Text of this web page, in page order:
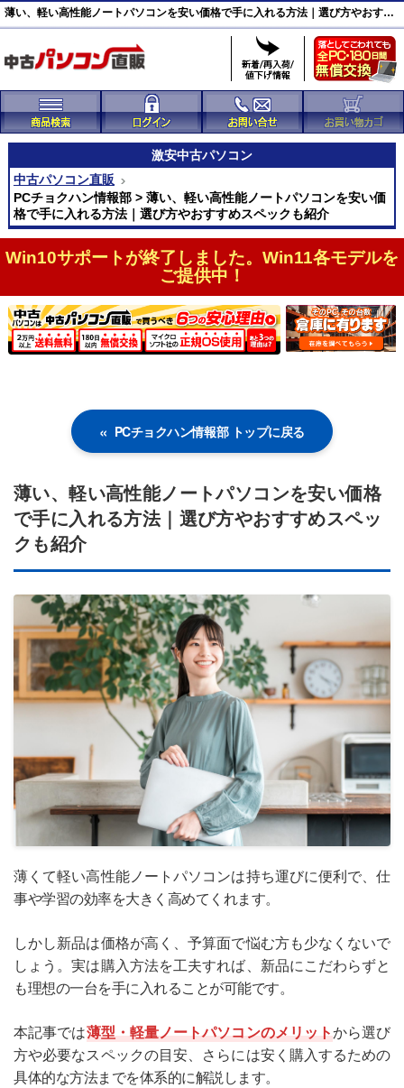
薄い、軽い高性能ノートパソコンを安い価格で手に入れる方法｜選び方やおすすめスペックも紹介
激安中古パソコン
中古パソコン直販
PCチョクハン情報部 > 薄い、軽い高性能ノートパソコンを安い価
格で手に入れる方法｜選び方やおすすめスペックも紹介
Win10サポートが終了しました。Win11各モデルを
ご提供中！
PCチョクハン情報部 トップに戻る
薄い、軽い高性能ノートパソコンを安い価格
で手に入れる方法｜選び方やおすすめスペッ
クも紹介
薄くて軽い高性能ノートパソコンは持ち運びに便利で、仕
事や学習の効率を大きく高めてくれます。
しかし新品は価格が高く、予算面で悩む方も少なくないで
しょう。実は購入方法を工夫すれば、新品にこだわらずと
も理想の一台を手に入れることが可能です。
本記事では薄型・軽量ノートパソコンのメリットから選び
方や必要なスペックの目安、さらには安く購入するための
具体的な方法までを体系的に解説します。